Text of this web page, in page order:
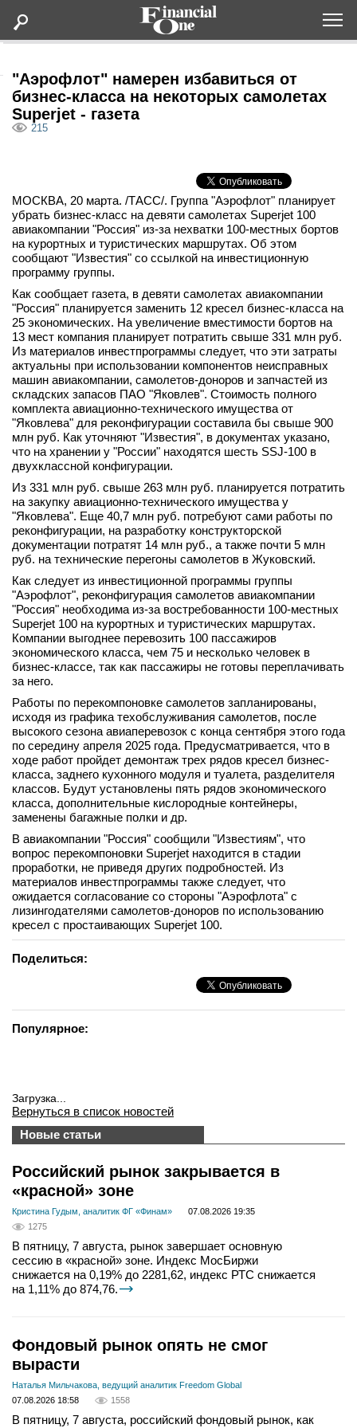
Статьи
Lifestyle
Мероприятия
Новости
Интервью
вконтакте
телеграм
Стать автором
Вход
"Аэрофлот" намерен избавиться от
бизнес-класса на некоторых самолетах
Superjet - газета
215
МОСКВА, 20 марта. /ТАСС/. Группа "Аэрофлот" планирует
убрать бизнес-класс на девяти самолетах Superjet 100
авиакомпании "Россия" из-за нехватки 100-местных бортов
на курортных и туристических маршрутах. Об этом
сообщают "Известия" со ссылкой на инвестиционную
программу группы.
Как сообщает газета, в девяти самолетах авиакомпании
"Россия" планируется заменить 12 кресел бизнес-класса на
25 экономических. На увеличение вместимости бортов на
13 мест компания планирует потратить свыше 331 млн руб.
Из материалов инвестпрограммы следует, что эти затраты
актуальны при использовании компонентов неисправных
машин авиакомпании, самолетов-доноров и запчастей из
складских запасов ПАО "Яковлев". Стоимость полного
комплекта авиационно-технического имущества от
"Яковлева" для реконфигурации составила бы свыше 900
млн руб. Как уточняют "Известия", в документах указано,
что на хранении у "России" находятся шесть SSJ-100 в
двухклассной конфигурации.
Из 331 млн руб. свыше 263 млн руб. планируется потратить
на закупку авиационно-технического имущества у
"Яковлева". Еще 40,7 млн руб. потребуют сами работы по
реконфигурации, на разработку конструкторской
документации потратят 14 млн руб., а также почти 5 млн
руб. на технические перегоны самолетов в Жуковский.
Как следует из инвестиционной программы группы
"Аэрофлот", реконфигурация самолетов авиакомпании
"Россия" необходима из-за востребованности 100-местных
Superjet 100 на курортных и туристических маршрутах.
Компании выгоднее перевозить 100 пассажиров
экономического класса, чем 75 и несколько человек в
бизнес-классе, так как пассажиры не готовы переплачивать
за него.
Работы по перекомпоновке самолетов запланированы,
исходя из графика техобслуживания самолетов, после
высокого сезона авиаперевозок с конца сентября этого года
по середину апреля 2025 года. Предусматривается, что в
ходе работ пройдет демонтаж трех рядов кресел бизнес-
класса, заднего кухонного модуля и туалета, разделителя
классов. Будут установлены пять рядов экономического
класса, дополнительные кислородные контейнеры,
заменены багажные полки и др.
В авиакомпании "Россия" сообщили "Известиям", что
вопрос перекомпоновки Superjet находится в стадии
проработки, не приведя других подробностей. Из
материалов инвестпрограммы также следует, что
ожидается согласование со стороны "Аэрофлота" с
лизингодателями самолетов-доноров по использованию
кресел с простаивающих Superjet 100.
Поделиться:
Популярное:
Загрузка...
Вернуться в список новостей
Новые статьи
Российский рынок закрывается в
«красной» зоне
Кристина Гудым, аналитик ФГ «Финам»
07.08.2026 19:35
1275
В пятницу, 7 августа, рынок завершает основную
сессию в «красной» зоне. Индекс МосБиржи
снижается на 0,19% до 2281,62, индекс РТС снижается
на 1,11% до 874,76.
Фондовый рынок опять не смог
вырасти
Наталья Мильчакова, ведущий аналитик Freedom Global
07.08.2026 18:58
1558
В пятницу, 7 августа, российский фондовый рынок, как